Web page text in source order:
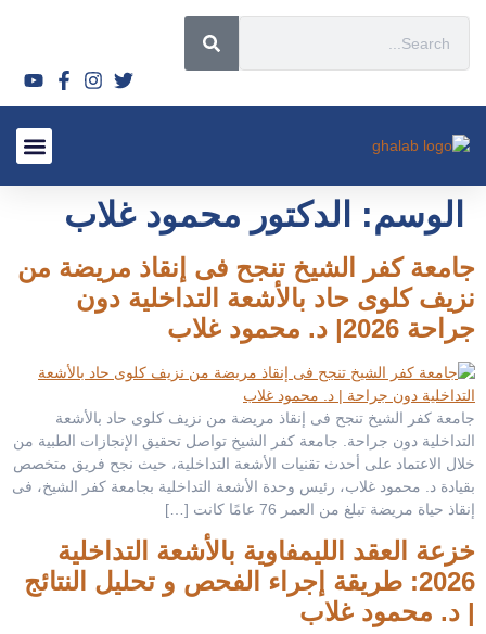
الوسم: الدكتور محمود غلاب
جامعة كفر الشيخ تنجح فى إنقاذ مريضة من
نزيف كلوى حاد بالأشعة التداخلية دون
جراحة 2026| د. محمود غلاب
جامعة كفر الشيخ تنجح فى إنقاذ مريضة من نزيف كلوى حاد بالأشعة
التداخلية دون جراحة. جامعة كفر الشيخ تواصل تحقيق الإنجازات الطبية من
خلال الاعتماد على أحدث تقنيات الأشعة التداخلية، حيث نجح فريق متخصص
بقيادة د. محمود غلاب، رئيس وحدة الأشعة التداخلية بجامعة كفر الشيخ، فى
إنقاذ حياة مريضة تبلغ من العمر 76 عامًا كانت […]
خزعة العقد الليمفاوية بالأشعة التداخلية
2026: طريقة إجراء الفحص و تحليل النتائج
| د. محمود غلاب